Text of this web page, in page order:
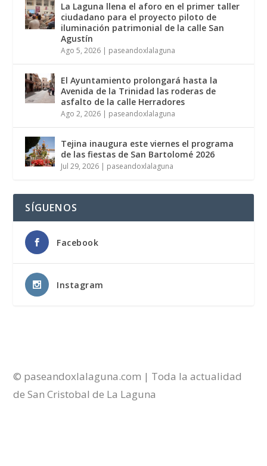
La Laguna llena el aforo en el primer taller
ciudadano para el proyecto piloto de
iluminación patrimonial de la calle San
Agustín
Ago 5, 2026 | paseandoxlalaguna
El Ayuntamiento prolongará hasta la
Avenida de la Trinidad las roderas de
asfalto de la calle Herradores
Ago 2, 2026 | paseandoxlalaguna
Tejina inaugura este viernes el programa
de las fiestas de San Bartolomé 2026
Jul 29, 2026 | paseandoxlalaguna
SÍGUENOS
Facebook
Instagram
© paseandoxlalaguna.com | Toda la actualidad
de San Cristobal de La Laguna